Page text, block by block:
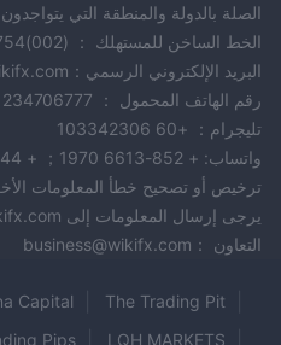
الصلة بالدولة والمنطقة التي يتواجدون
الخط الساخن للمستهلك ： (002)01099845754
البريد الإلكتروني الرسمي：support@wikifx.com
رقم الهاتف المحمول ： 234706777 7762 ； 61 449895363
تليجرام： +60 103342306
واتساب: + 852-6613 1970； + 44-7517747077
ترخيص أو تصحيح خطأ المعلومات
يرجى إرسال المعلومات إلى qa@wikifx.com
التعاون ：business@wikifx.com
The Trading Pit
Capital
LQH MARKETS
Pips